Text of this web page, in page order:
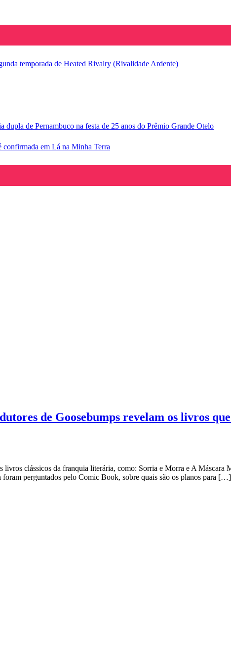
temporada de Heated Rivalry (Rivalidade Ardente)
de Pernambuco na festa de 25 anos do Prêmio Grande Otelo
em Lá na Minha Terra
de Goosebumps revelam os livros
clássicos da franquia literária, como: Sorria e Morra e A Máscara
perguntados pelo Comic Book, sobre quais são os planos para […]